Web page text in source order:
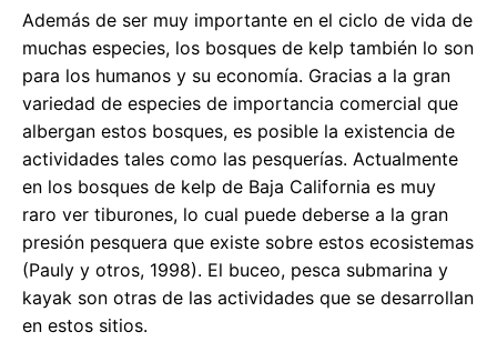
Además de ser muy importante en el ciclo de vida de
muchas especies, los bosques de kelp también lo son
para los humanos y su economía. Gracias a la gran
variedad de especies de importancia comercial que
albergan estos bosques, es posible la existencia de
actividades tales como las pesquerías. Actualmente
en los bosques de kelp de Baja California es muy
raro ver tiburones, lo cual puede deberse a la gran
presión pesquera que existe sobre estos ecosistemas
(Pauly y otros, 1998). El buceo, pesca submarina y
kayak son otras de las actividades que se desarrollan
en estos sitios.